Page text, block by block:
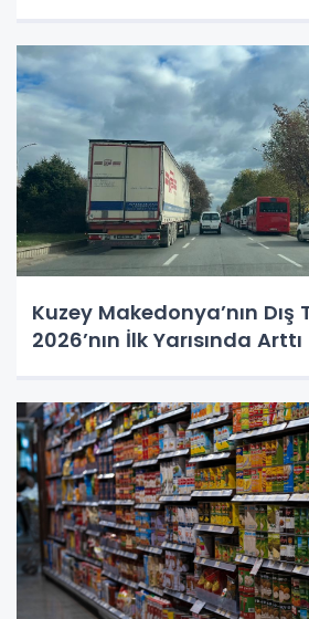
Kuzey Makedonya’nın
2026’nın İlk Yarısında Arttı